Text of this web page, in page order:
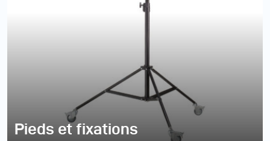
Pieds et fixations